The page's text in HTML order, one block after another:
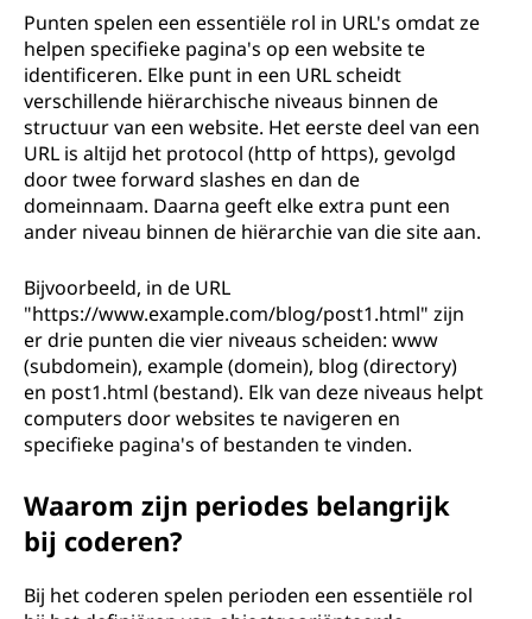
Punten spelen een essentiële rol in URL's omdat ze
helpen specifieke pagina's op een website te
identificeren. Elke punt in een URL scheidt
verschillende hiërarchische niveaus binnen de
structuur van een website. Het eerste deel van een
URL is altijd het protocol (http of https), gevolgd
door twee forward slashes en dan de
domeinnaam. Daarna geeft elke extra punt een
ander niveau binnen de hiërarchie van die site aan.
Bijvoorbeeld, in de URL
"https://www.example.com/blog/post1.html" zijn
er drie punten die vier niveaus scheiden: www
(subdomein), example (domein), blog (directory)
en post1.html (bestand). Elk van deze niveaus helpt
computers door websites te navigeren en
specifieke pagina's of bestanden te vinden.
Waarom zijn periodes belangrijk
bij coderen?
Bij het coderen spelen perioden een essentiële rol